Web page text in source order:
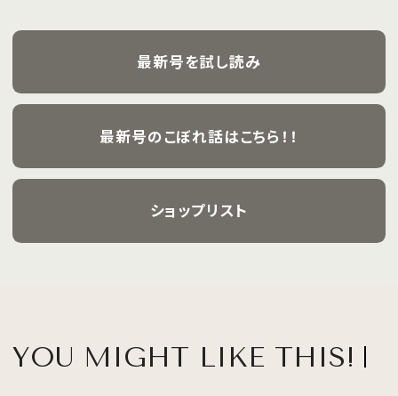
飾ります。
最新号を試し読み
最新号のこぼれ話はこちら！！
ショップリスト
YOU MIGHT LIKE THIS!